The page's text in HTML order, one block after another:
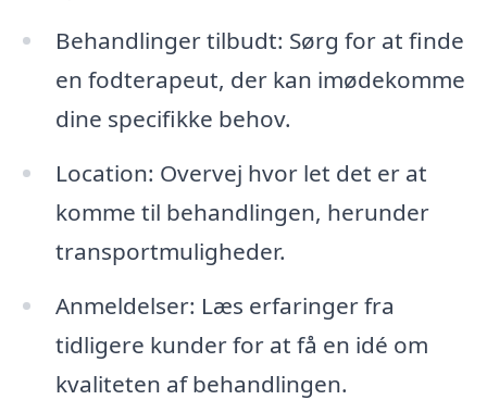
Behandlinger tilbudt: Sørg for at finde
en fodterapeut, der kan imødekomme
dine specifikke behov.
Location: Overvej hvor let det er at
komme til behandlingen, herunder
transportmuligheder.
Anmeldelser: Læs erfaringer fra
tidligere kunder for at få en idé om
kvaliteten af behandlingen.